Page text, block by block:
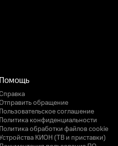
Помощь
обращение
Пользовательское соглашение
Политика конфиденциальности
Политика обработки файлов cookie
КИОН (ТВ и приставки)